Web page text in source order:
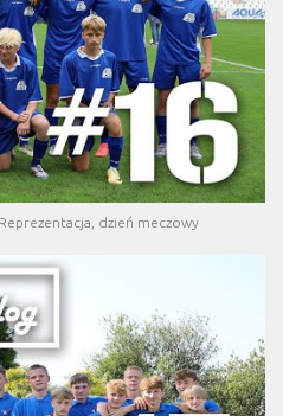
dzień meczowy